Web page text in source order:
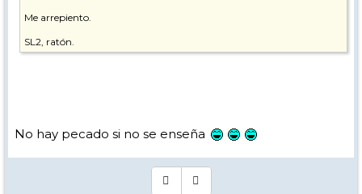
Me arrepiento.
SL2, ratón.
No hay pecado si no se enseña